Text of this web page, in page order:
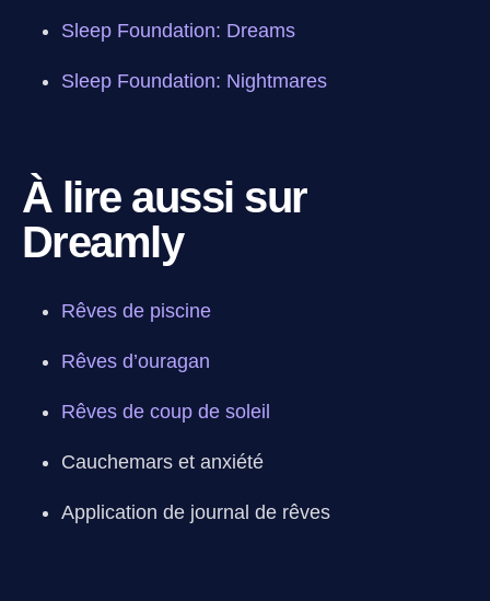
Sleep Foundation: Dreams
Sleep Foundation: Nightmares
À lire aussi sur
Dreamly
Rêves de piscine
Rêves d’ouragan
Rêves de coup de soleil
Cauchemars et anxiété
Application de journal de rêves